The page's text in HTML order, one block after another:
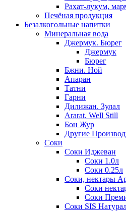
Рахат-лукум,
Печёная продукция
Безалкогольные напитки
Минеральная вода
Джермук. Бюрег
Джермук
Бюрег
Бжни. Ной
Апаран
Татни
Гарни
Дилижан. Зулал
Ararat. Well Still
Бон Жур
Другие
Соки
Соки Иджеван
Соки 1.0л
Соки 0.25л
Соки, нектары
Соки
Соки
Соки SIS